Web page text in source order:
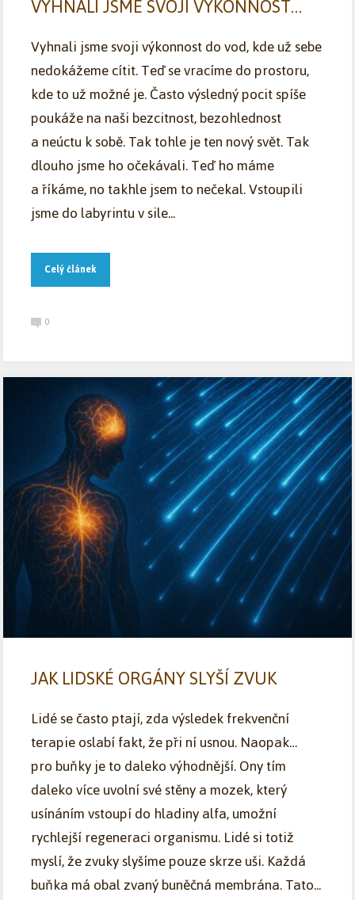
Vyhnali jsme svoji výkonnost do vod, kde už sebe
nedokážeme cítit. Teď se vracíme do prostoru,
kde to už možné je. Často výsledný pocit spíše
poukáže na naši bezcitnost, bezohlednost
a neúctu k sobě. Tak tohle je ten nový svět. Tak
dlouho jsme ho očekávali. Teď ho máme
a říkáme, no takhle jsem to nečekal. Vstoupili
jsme do labyrintu v sile...
Celý článek
0
JAK LIDSKÉ ORGÁNY SLYŠÍ ZVUK
Lidé se často ptají, zda výsledek frekvenční
terapie oslabí fakt, že při ní usnou. Naopak…
pro buňky je to daleko výhodnější. Ony tím
daleko více uvolní své stěny a mozek, který
usínáním vstoupí do hladiny alfa, umožní
rychlejší regeneraci organismu. Lidé si totiž
myslí, že zvuky slyšíme pouze skrze uši. Každá
buňka má obal zvaný buněčná membrána. Tato...